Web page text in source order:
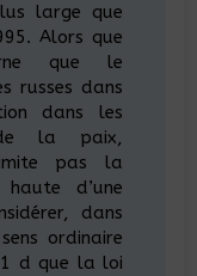
large que
Alors que
que le
russes dans
dans les
la paix,
pas la
d’une
dans
ordinaire
1 d que la loi